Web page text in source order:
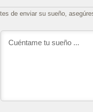
de enviar su sueño,